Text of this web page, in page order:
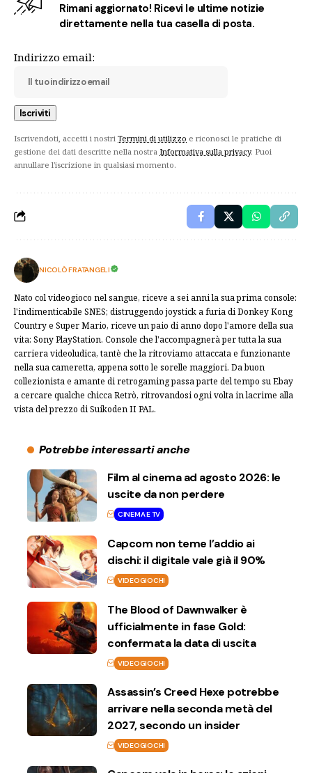
Rimani aggiornato! Ricevi le ultime notizie
direttamente nella tua casella di posta.
Indirizzo email:
Iscrivendoti, accetti i nostri Termini di utilizzo e riconosci le pratiche di
gestione dei dati descritte nella nostra Informativa sulla privacy. Puoi
annullare l'iscrizione in qualsiasi momento.
NICOLÒ FRATANGELI
Nato col videogioco nel sangue, riceve a sei anni la sua prima console:
l'indimenticabile SNES; distruggendo joystick a furia di Donkey Kong
Country e Super Mario, riceve un paio di anno dopo l'amore della sua
vita: Sony PlayStation. Console che l'accompagnerà per tutta la sua
carriera videoludica, tantè che la ritroviamo attaccata e funzionante
nella sua cameretta, appena sotto le sorelle maggiori. Da buon
collezionista e amante di retrogaming passa parte del tempo su Ebay
a cercare qualche chicca Retrò, ritrovandosi ogni volta in lacrime alla
vista del prezzo di Suikoden II PAL.
Potrebbe interessarti anche
Film al cinema ad agosto 2026: le
uscite da non perdere
CINEMA E TV
Capcom non teme l’addio ai
dischi: il digitale vale già il 90%
VIDEOGIOCHI
The Blood of Dawnwalker è
ufficialmente in fase Gold:
confermata la data di uscita
VIDEOGIOCHI
Assassin’s Creed Hexe potrebbe
arrivare nella seconda metà del
2027, secondo un insider
VIDEOGIOCHI